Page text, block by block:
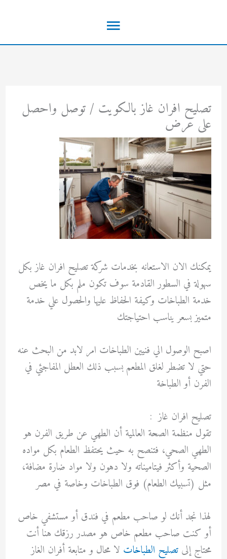
المحتوى
القائمة
الرئيسية
تصليح افران غاز بالكويت / توصل واحصل
على عرض
يمكنك الان الاستعانه بخدمات شركة تصليح افران غاز بكل
سهولة في السطور القادمة سوف تكون ملم بكل ما يخص
خدمة الطباخات وكيفة الحفاظ عليها والحصول علي خدمة
متميز بسعر يناسب احتياجتك
اصبح الوصول الي فنيين الطباخات امر لابد من البحث عنه
حتي لا تضطر لغلق المطعم بسبب ذلك العطل المفاجئي في
الفرن أو الطباخة
تصليح افران غاز :
تقول منظمة الصحة العالمية أن الطهي عن طريق الفرن هو
الطهي الصحي، فتنصح به حيث يحتفظ الطعام بكل مواده
الصحية وأكثر فيتاميناته ولا دهون ولا مواد ضارة مضافة،
مثل (تسبيك الطعام) فوق الطباخات وخاصة في مصر
لهذا نجد أنك لو صاحب مطعم في فندق أو مستشفي خاص
أو كنت صاحب مطعم خاص هو مصدر رزقك هنا أنت
محتاج إلى تصليح الطباخات لا محال و متابعة أفران الغاز